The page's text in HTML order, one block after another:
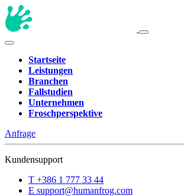
Startseite
Leistungen
Branchen
Fallstudien
Unternehmen
Froschperspektive
Anfrage
Kundensupport
T +386 1 777 33 44
E support@humanfrog.com